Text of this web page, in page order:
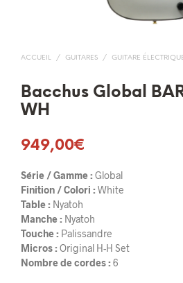
ACCUEIL / GUITARES / GUITARE
Bacchus Global
WH
949,00€
Série / Gamme : Global
Finition / Colori : White
Table : Nyatoh
Manche : Nyatoh
Touche : Palissandre
Micros : Original H-H Set
Nombre de cordes : 6